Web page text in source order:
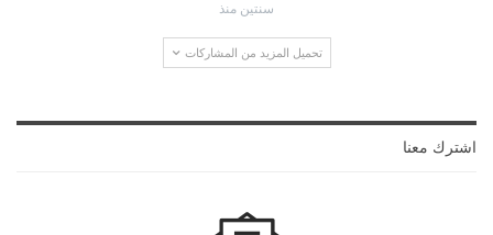
سنتين منذ
تحميل المزيد من المشاركات
اشترك معنا